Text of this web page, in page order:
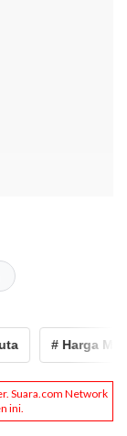
# Harga Mobil